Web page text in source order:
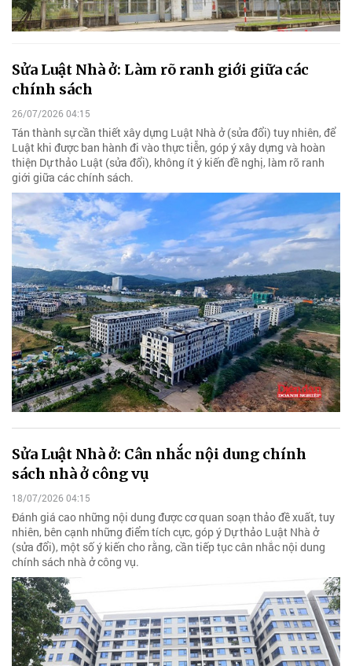
Sửa Luật Nhà ở: Làm rõ ranh giới giữa các
chính sách
26/07/2026 04:15
Tán thành sự cần thiết xây dựng Luật Nhà ở (sửa đổi) tuy nhiên, để
Luật khi được ban hành đi vào thực tiễn, góp ý xây dựng và hoàn
thiện Dự thảo Luật (sửa đổi), không ít ý kiến đề nghị, làm rõ ranh
giới giữa các chính sách.
Sửa Luật Nhà ở: Cân nhắc nội dung chính
sách nhà ở công vụ
18/07/2026 04:15
Đánh giá cao những nội dung được cơ quan soạn thảo đề xuất, tuy
nhiên, bên cạnh những điểm tích cực, góp ý Dự thảo Luật Nhà ở
(sửa đổi), một số ý kiến cho rằng, cần tiếp tục cân nhắc nội dung
chính sách nhà ở công vụ.